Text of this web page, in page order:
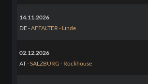
14.11.2026
DE -AFFALTER - Linde
02.12.2026
AT -SALZBURG - Rockhouse